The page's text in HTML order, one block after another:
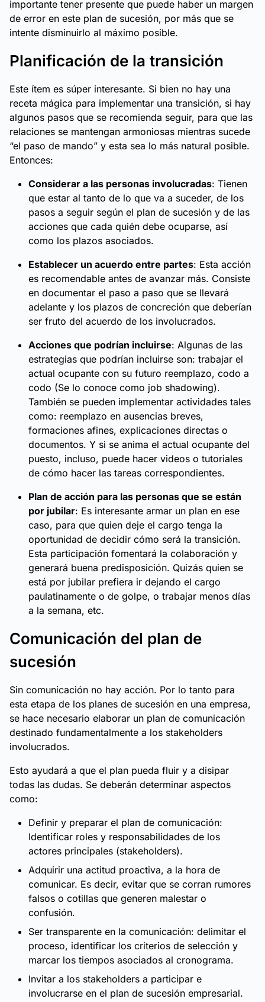
importante tener presente que puede haber un margen
de error en este plan de sucesión, por más que se
intente disminuirlo al máximo posible.
Planificación de la transición
Este ítem es súper interesante. Si bien no hay una
receta mágica para implementar una transición, si hay
algunos pasos que se recomienda seguir, para que las
relaciones se mantengan armoniosas mientras sucede
“el paso de mando” y esta sea lo más natural posible.
Entonces:
Considerar a las personas involucradas: Tienen
que estar al tanto de lo que va a suceder, de los
pasos a seguir según el plan de sucesión y de las
acciones que cada quién debe ocuparse, así
como los plazos asociados.
Establecer un acuerdo entre partes: Esta acción
es recomendable antes de avanzar más. Consiste
en documentar el paso a paso que se llevará
adelante y los plazos de concreción que deberían
ser fruto del acuerdo de los involucrados.
Acciones que podrían incluirse: Algunas de las
estrategias que podrían incluirse son: trabajar el
actual ocupante con su futuro reemplazo, codo a
codo (Se lo conoce como job shadowing).
También se pueden implementar actividades tales
como: reemplazo en ausencias breves,
formaciones afines, explicaciones directas o
documentos. Y si se anima el actual ocupante del
puesto, incluso, puede hacer videos o tutoriales
de cómo hacer las tareas correspondientes.
Plan de acción para las personas que se están
por jubilar: Es interesante armar un plan en ese
caso, para que quien deje el cargo tenga la
oportunidad de decidir cómo será la transición.
Esta participación fomentará la colaboración y
generará buena predisposición. Quizás quien se
está por jubilar prefiera ir dejando el cargo
paulatinamente o de golpe, o trabajar menos días
a la semana, etc.
Comunicación del plan de
sucesión
Sin comunicación no hay acción. Por lo tanto para
esta etapa de los planes de sucesión en una empresa,
se hace necesario elaborar un plan de comunicación
destinado fundamentalmente a los stakeholders
involucrados.
Esto ayudará a que el plan pueda fluir y a disipar
todas las dudas. Se deberán determinar aspectos
como:
Definir y preparar el plan de comunicación:
Identificar roles y responsabilidades de los
actores principales (stakeholders).
Adquirir una actitud proactiva, a la hora de
comunicar. Es decir, evitar que se corran rumores
falsos o cotillas que generen malestar o
confusión.
Ser transparente en la comunicación: delimitar el
proceso, identificar los criterios de selección y
marcar los tiempos asociados al cronograma.
Invitar a los stakeholders a participar e
involucrarse en el plan de sucesión empresarial.